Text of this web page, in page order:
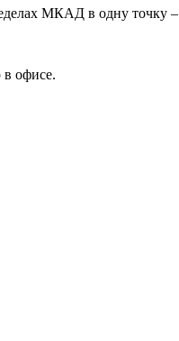
МКАД в одну точку –
в офисе.